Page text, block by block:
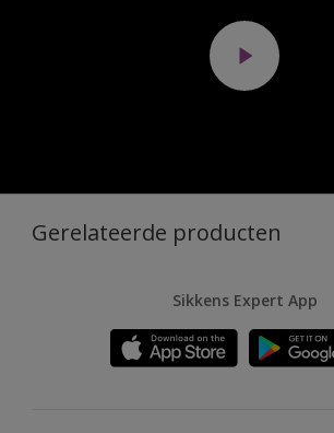
Gerelateerde producten
Sikkens Expert App